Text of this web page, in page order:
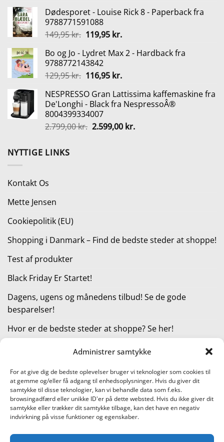
Administrer samtykke
For at give dig de bedste oplevelser bruger vi teknologier som cookies til
at gemme og/eller få adgang til enhedsoplysninger. Hvis du giver dit
samtykke til disse teknologier, kan vi behandle data som f.eks.
browsingadfærd eller unikke ID'er på dette websted. Hvis du ikke giver dit
samtykke eller trækker dit samtykke tilbage, kan det have en negativ
indvirkning på visse funktioner og egenskaber.
pris
var:
290,00 kr..
pris
145,00 kr..
Dødesporet - Louise Rick 8 - Paperback fra
9788771591088
149,95kr. Den
pris
var:
149,95 kr..
119,95 kr.Den
pris
119,95 kr..
Bo og Jo - Lydret Max 2 - Hardback fra
9788772143842
129,95kr. Den
pris
var:
129,95 kr..
116,95 kr.Den
pris
er:
NESPRESSO Gran Lattissima kaffemaskine fra
De'Longhi - Black fra NespressoÂ®
8004399334007
2.799,00kr. Den
2.599,00 kr.Den
NYTTIGE LINKS
Kontakt Os
Mette Jensen
Cookiepolitik (EU)
Shopping i Danmark – Find de bedste steder at shoppe!
Test af produkter
Black Friday Er Startet!
Dagens, ugens og månedens tilbud! Se de gode
besparelser!
Hvor er de bedste steder at shoppe? Se her!
Kategorier
Læs vores guide til online shopping